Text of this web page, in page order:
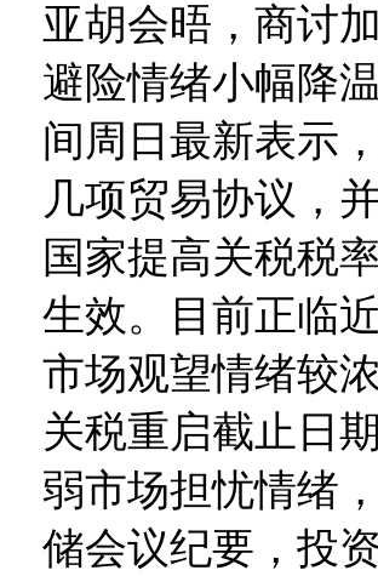
亚胡会晤，商讨
避险情绪小幅降
间周日最新表示
几项贸易协议，
国家提高关税税
生效。目前正临
市场观望情绪较
关税重启截止日
弱市场担忧情绪
储会议纪要，投